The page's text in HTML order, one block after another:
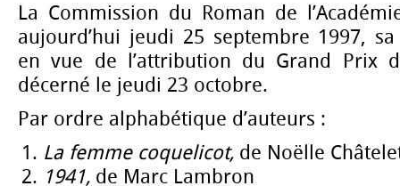
La Commission du Roman de
aujourd’hui jeudi 25 septembre 1997,
en vue de l’attribution du Grand Prix
décerné le jeudi 23 octobre.
Par ordre alphabétique d’auteurs :
La femme coquelicot, de Noëlle
1941, de Marc Lambron